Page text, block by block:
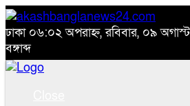
ঢাকা ০৬:০২ অপরাহ্ন, রবিবার, ০৯
বঙ্গাব্দ